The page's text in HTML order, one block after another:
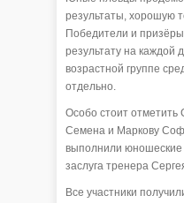
результаты, хорошую
Победители и
результату на каждой
возрастной группе
отдельно.
Особо стоит отметить
Семена и Маркову
выполнили юношеские
заслуга тренера
Все участники